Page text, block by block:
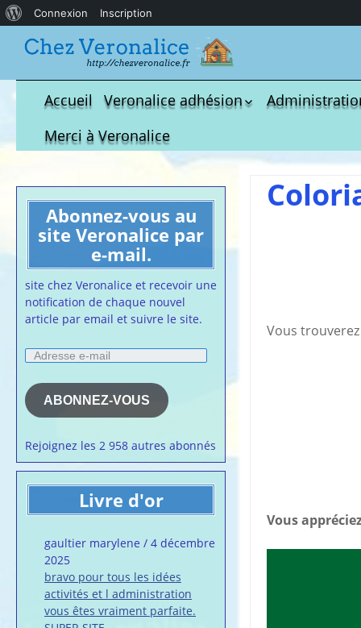
Accueil
Veronalice adhésion
Qui est-elle ?
Adhésion demandes
S.M.I.C et
Convention
Cartes de
nounou
Merci à Veronalice
Abonnez-vous au
site Veronalice par
e-mail.
site chez Veronalice et recevoir une
notification de chaque nouvel
article par email et suivre le site.
Adresse
mail
ABONNEZ-VOUS
Rejoignez les 2 958 autres abonnés
Livre d'or
gaultier marylene / 4 décembre
2025
bravo pour tous les idées
activités et l administration
vous êtes vraiment parfaite.
Vous
Vous
propos
Connexion Inscription